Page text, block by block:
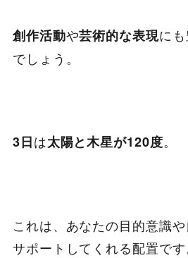
創作活動や芸術的な表現に
でしょう。
3日は太陽と木星が120度。
これは、あなたの目的意識
サポートしてくれる配置です